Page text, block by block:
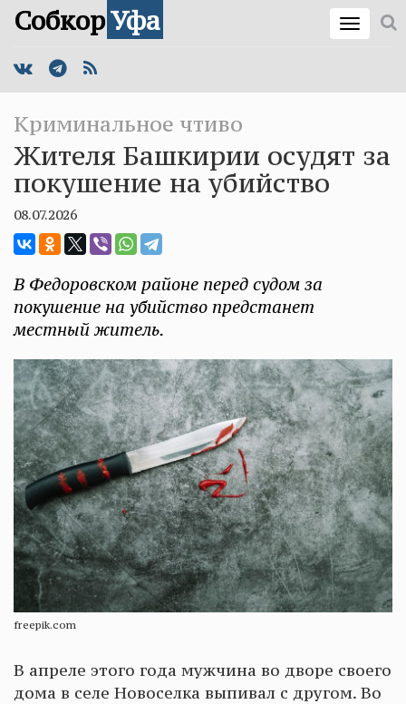
СобкорУфа
Криминальное чтиво
Жителя Башкирии осудят за
покушение на убийство
08.07.2026
В Федоровском районе перед судом за
покушение на убийство предстанет
местный житель.
freepik.com
В апреле этого года мужчина во дворе своего
дома в селе Новоселка выпивал с другом. Во